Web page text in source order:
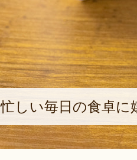
忙しい毎日の食卓に